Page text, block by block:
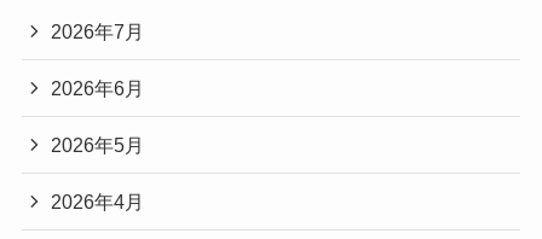
2026年7月
2026年6月
2026年5月
2026年4月